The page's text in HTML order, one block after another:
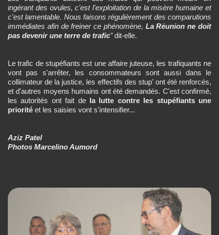
ingérant des ovules, c'est l'exploitation de la misère humaine et
c'est lamentable. Nous faisons régulièrement des comparutions
immédiates afin de freiner ce phénomène, La Réunion ne doit
pas devenir une terre de trafic"dit-elle.
Le trafic de stupéfiants est une affaire juteuse, les trafiquants ne
vont pas s'arrêter, les consommateurs sont aussi dans le
collimateur de la justice, les effectifs des stup' ont été renforcés,
et d'autres moyens humains ont été demandés. C'est confirmé,
les autorités ont fait de la lutte contre les stupéfiants une
priorité et les saisies vont s'intensifier...
Aziz Patel
Photos Marcelino Aumord